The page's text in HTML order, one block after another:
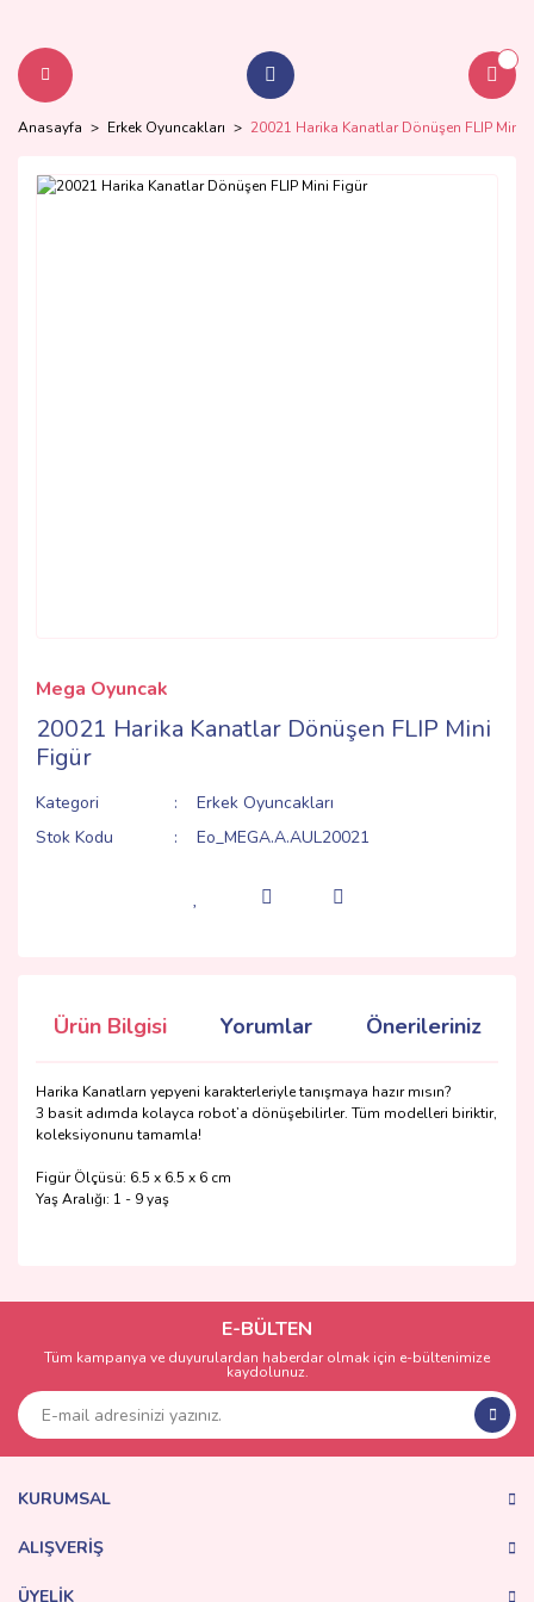
Anasayfa Erkek Oyuncakları 20021 Harika Kanatlar Dönüşen FLIP Mini
Mega Oyuncak
20021 Harika Kanatlar Dönüşen FLIP Mini
Figür
Kategori
Erkek Oyuncakları
Stok Kodu
Eo_MEGA.A.AUL20021
Ürün Bilgisi Yorumlar Önerileriniz
Harika Kanatlarn yepyeni karakterleriyle tanışmaya hazır mısın?
3 basit adımda kolayca robot’a dönüşebilirler. Tüm modelleri biriktir,
koleksiyonunu tamamla!
Figür Ölçüsü: 6.5 x 6.5 x 6 cm
Yaş Aralığı: 1 - 9 yaş
Yorum Yaz
kullanarak tarafımıza iletebilirsiniz.
Görüş ve önerileriniz için teşekkür ederiz.
Ürün açıklamasında eksik bilgiler bulunuyor.
Ürün bilgilerinde hatalar bulunuyor.
E-BÜLTEN
Tüm kampanya ve duyurulardan haberdar olmak için e-bültenimize
kaydolunuz.
KURUMSAL
ALIŞVERİŞ
ÜYELİK